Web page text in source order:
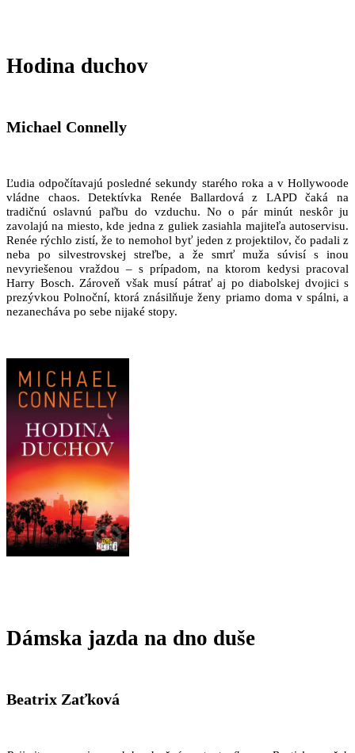
Hodina duchov
Michael Connelly
Ľudia odpočítavajú posledné sekundy starého roka a v Hollywoode
vládne chaos. Detektívka Renée Ballardová z LAPD čaká na
tradičnú oslavnú paľbu do vzduchu. No o pár minút neskôr ju
zavolajú na miesto, kde jedna z guliek zasiahla majiteľa autoservisu.
Renée rýchlo zistí, že to nemohol byť jeden z projektilov, čo padali z
neba po silvestrovskej streľbe, a že smrť muža súvisí s inou
nevyriešenou vraždou – s prípadom, na ktorom kedysi pracoval
Harry Bosch. Zároveň však musí pátrať aj po diabolskej dvojici s
prezývkou Polnoční, ktorá znásilňuje ženy priamo doma v spálni, a
nezanecháva po sebe nijaké stopy.
Dámska jazda na dno duše
Beatrix Zaťková